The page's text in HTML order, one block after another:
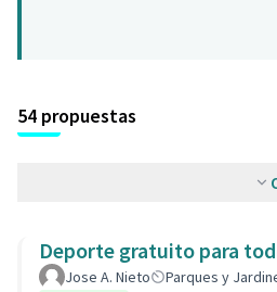
54 propuestas
Deporte gratuito para
Jose A. Nieto Parques y